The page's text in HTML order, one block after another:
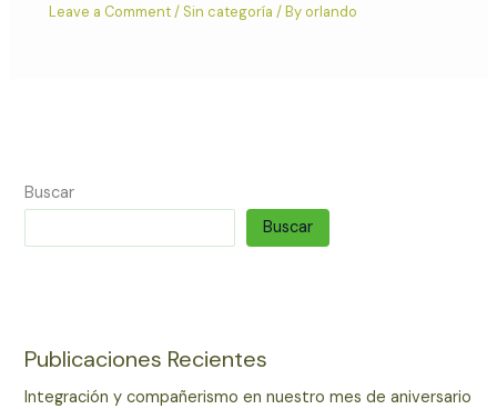
Leave a Comment/ Sin categoría / Byorlando
Buscar
Buscar
Publicaciones Recientes
Integración y compañerismo en nuestro mes de aniversario